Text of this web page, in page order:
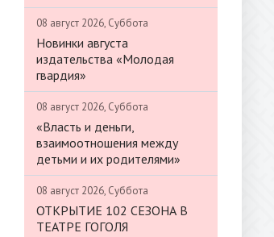
08 август 2026, Суббота
Новинки августа
издательства «Молодая
гвардия»
08 август 2026, Суббота
«Власть и деньги,
взаимоотношения между
детьми и их родителями»
08 август 2026, Суббота
ОТКРЫТИЕ 102 СЕЗОНА В
ТЕАТРЕ ГОГОЛЯ